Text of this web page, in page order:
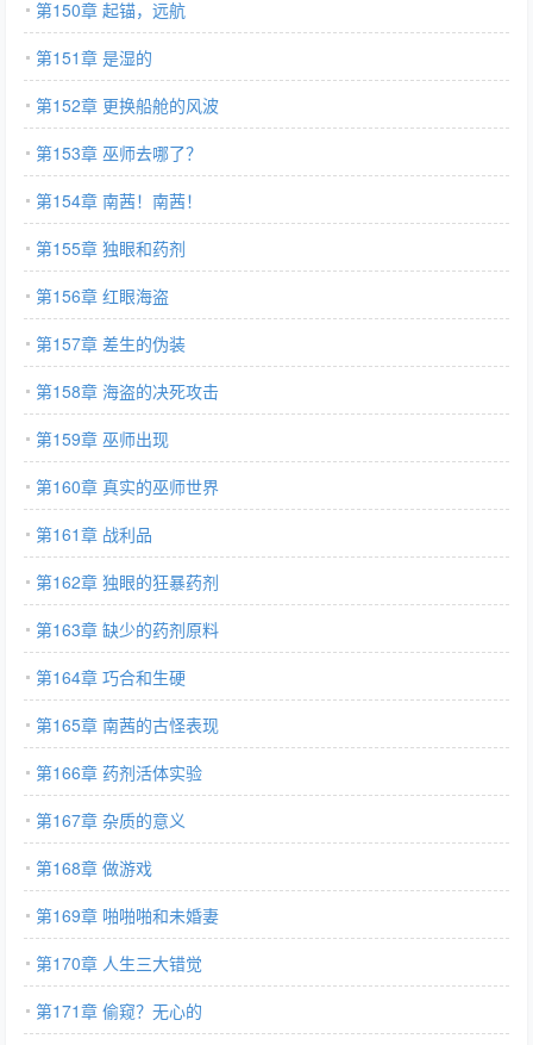
第150章 起锚，远航
第151章 是湿的
第152章 更换船舱的风波
第153章 巫师去哪了？
第154章 南茜！南茜！
第155章 独眼和药剂
第156章 红眼海盗
第157章 差生的伪装
第158章 海盗的决死攻击
第159章 巫师出现
第160章 真实的巫师世界
第161章 战利品
第162章 独眼的狂暴药剂
第163章 缺少的药剂原料
第164章 巧合和生硬
第165章 南茜的古怪表现
第166章 药剂活体实验
第167章 杂质的意义
第168章 做游戏
第169章 啪啪啪和未婚妻
第170章 人生三大错觉
第171章 偷窥？无心的